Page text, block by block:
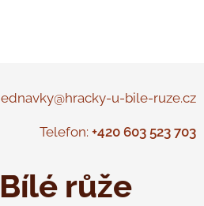
u-bile-ruze.cz
Telefon: +420 603 523 703
růže